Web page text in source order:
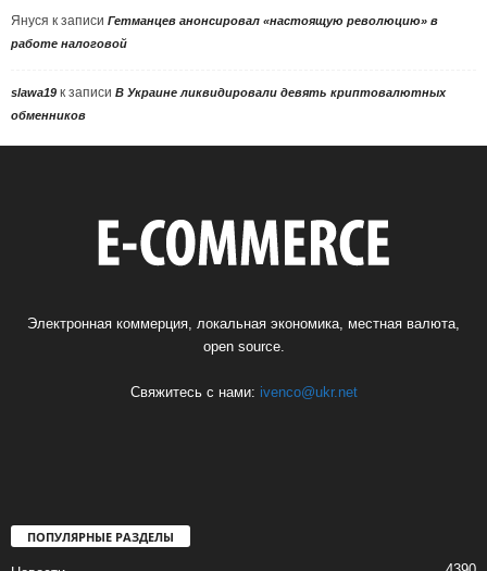
Януся к записи Гетманцев анонсировал «настоящую революцию» в
работе налоговой
slawa19 к записи В Украине ликвидировали девять криптовалютных
обменников
Электронная коммерция, локальная экономика, местная валюта,
open source.
Свяжитесь с нами: ivenco@ukr.net
ПОПУЛЯРНЫЕ РАЗДЕЛЫ